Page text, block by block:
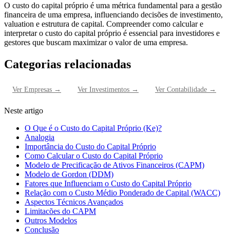
O custo do capital próprio é uma métrica fundamental para a gestão
financeira de uma empresa, influenciando decisões de investimento,
valuation e estrutura de capital. Compreender como calcular e
interpretar o custo do capital próprio é essencial para investidores e
gestores que buscam maximizar o valor de uma empresa.
Categorias relacionadas
Ver Empresas → Ver Investimentos → Ver Contabilidade →
Neste artigo
O Que é o Custo do Capital Próprio (Ke)?
Analogia
Importância do Custo do Capital Próprio
Como Calcular o Custo do Capital Próprio
Modelo de Precificação de Ativos Financeiros (CAPM)
Modelo de Gordon (DDM)
Fatores que Influenciam o Custo do Capital Próprio
Relação com o Custo Médio Ponderado de Capital (WACC)
Aspectos Técnicos Avançados
Limitacões do CAPM
Outros Modelos
Conclusão